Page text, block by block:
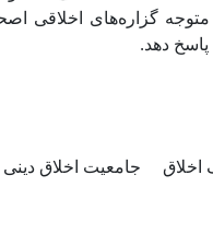
متوجه گزاره‌های اخلاقی
دهد.
جامعیت اخلاق دینی